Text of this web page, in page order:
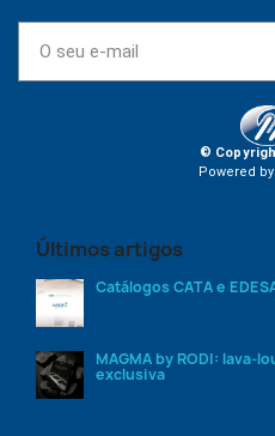
©
Powered by
Últimos artigos
Catálogos CATA e
MAGMA by RODI: lava-
exclusiva